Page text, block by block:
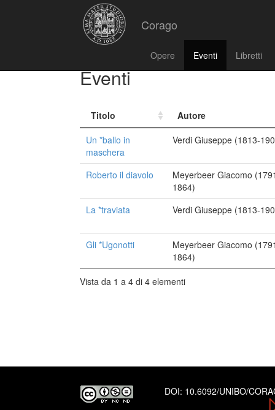
Corago
Opere Eventi Libretti
Eventi
Titolo
Autore
Un *ballo in
maschera
Verdi Giuseppe (1813-
Roberto il diavolo
Meyerbeer Giacomo
1864)
La *traviata
Verdi Giuseppe (1813-
Gli *Ugonotti
Meyerbeer Giacomo
1864)
Vista da 1 a 4 di 4 elementi
DOI: 10.6092/UNIBO/